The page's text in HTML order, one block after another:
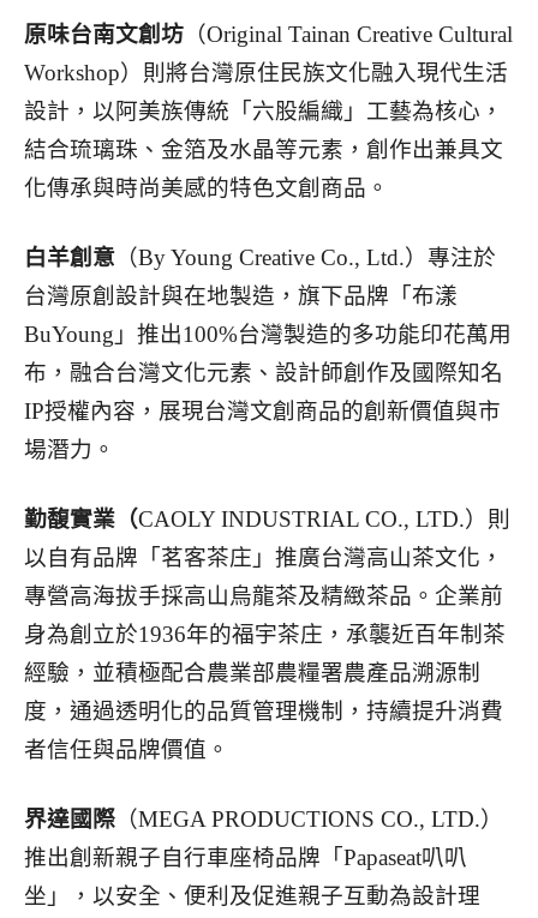
原味台南文創坊 （Original Tainan Creative Cultural
Workshop）則將台灣原住民族文化融入現代生活
設計，以阿美族傳統「六股編織」工藝為核心，
結合琉璃珠、金箔及水晶等元素，創作出兼具文
化傳承與時尚美感的特色文創商品。
白羊創意 （By Young Creative Co., Ltd.）專注於
台灣原創設計與在地製造，旗下品牌「布漾
BuYoung」推出100%台灣製造的多功能印花萬用
布，融合台灣文化元素、設計師創作及國際知名
IP授權內容，展現台灣文創商品的創新價值與市
場潛力。
勤馥實業（CAOLY INDUSTRIAL CO., LTD.）則
以自有品牌「茗客茶庄」推廣台灣高山茶文化，
專營高海拔手採高山烏龍茶及精緻茶品。企業前
身為創立於1936年的福宇茶庄，承襲近百年制茶
經驗，並積極配合農業部農糧署農產品溯源制
度，通過透明化的品質管理機制，持續提升消費
者信任與品牌價值。
界達國際 （MEGA PRODUCTIONS CO., LTD.）
推出創新親子自行車座椅品牌「Papaseat叭叭
坐」，以安全、便利及促進親子互動為設計理